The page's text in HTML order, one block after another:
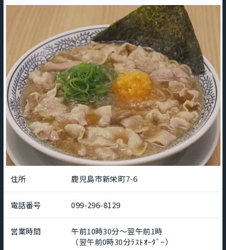
住所 鹿児島市新栄町7-6
電話番号 099-296-8129
営業時間
午前10時30分～翌午前1時
（翌午前0時30分ﾗｽﾄｵｰﾀﾞｰ）